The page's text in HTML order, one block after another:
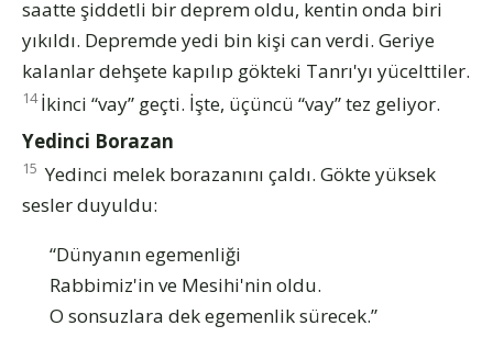
saatte şiddetli bir deprem oldu, kentin onda biri
yıkıldı. Depremde yedi bin kişi can verdi. Geriye
kalanlar dehşete kapılıp gökteki Tanrı'yı yücelttiler.
14 İkinci “vay” geçti. İşte, üçüncü “vay” tez geliyor.
Yedinci Borazan
15 Yedinci melek borazanını çaldı. Gökte yüksek
sesler duyuldu:
“Dünyanın egemenliği
Rabbimiz'in ve Mesihi'nin oldu.
O sonsuzlara dek egemenlik sürecek.”